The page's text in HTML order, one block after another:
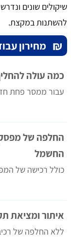
שיקולים שונים
להשתנות במקצת.
₪ מחירון
כמה עולה
עבור ממסר פחת
החלפה של
החשמל
כולל רכישה של
איתור ומציאת
ללא החלפה של